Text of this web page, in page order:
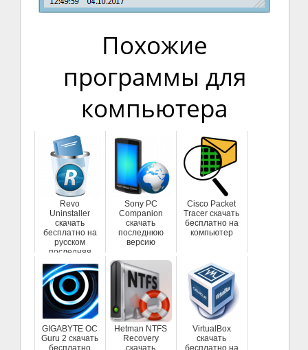
Похожие
программы для
компьютера
Revo
Uninstaller
скачать
бесплатно на
русском
последняя
версия
Sony PC
Companion
скачать
последнюю
версию
Cisco Packet
Tracer скачать
бесплатно на
компьютер
GIGABYTE OC
Guru 2 скачать
Hetman NTFS
Recovery
VirtualBox
скачать